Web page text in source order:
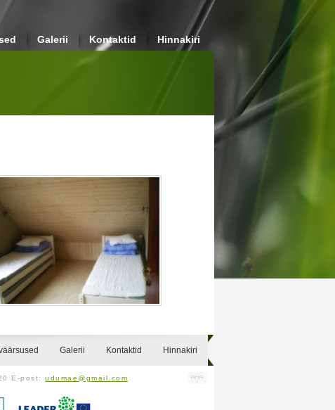
Galerii Kontaktid Hinnakiri
Galerii Kontaktid Hinnakiri
E-post: udumae@gmail.com